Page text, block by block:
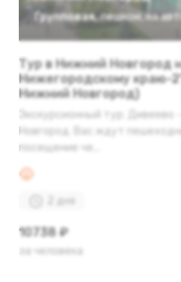
Групповая, пешком, на
Тур в Нижний Новгород
Нижегородскому краю-
Нижний Новгород)
Экскурсионный тур: Дивеево
Новгород. Вас ждут
посещение че...
2 дня
10738 ₽
за человека